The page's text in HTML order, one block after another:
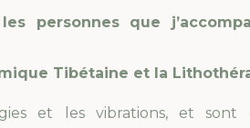
personnes que
Tibétaine et la
et les vibrations, et sont